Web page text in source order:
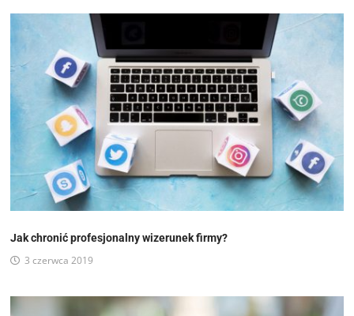
Jak chronić profesjonalny wizerunek firmy?
3 czerwca 2019